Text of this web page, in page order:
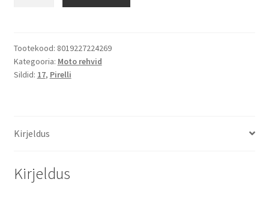
100/70
R
17
Tootekood: 8019227224269
Kategooria: Moto rehvid
Sildid: 17, Pirelli
Kirjeldus
Kirjeldus